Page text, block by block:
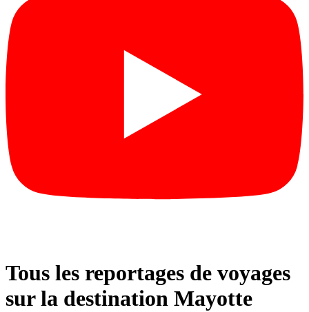
Tous les reportages de voyages
sur la destination Mayotte